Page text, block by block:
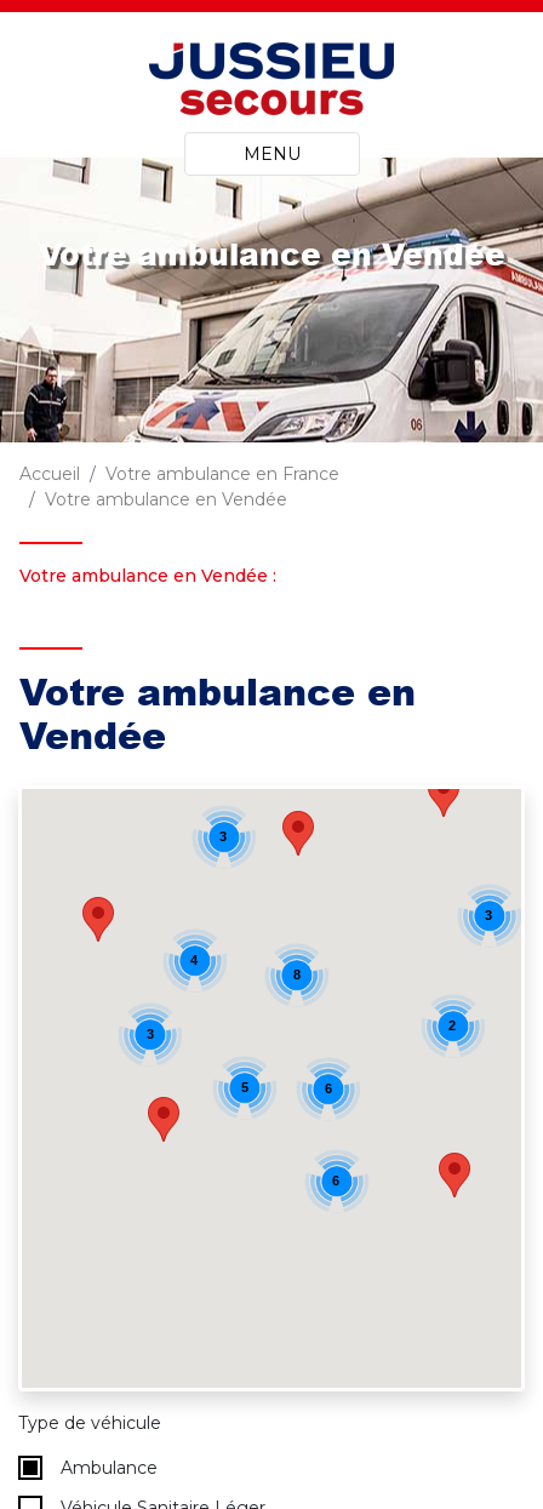
MENU
Votre ambulance en Vendée
Accueil
Votre ambulance en France
Votre ambulance en Vendée
Votre ambulance en Vendée :
Votre ambulance en
Vendée
4
3
3
5
3
8
2
6
6
Type de véhicule
Ambulance